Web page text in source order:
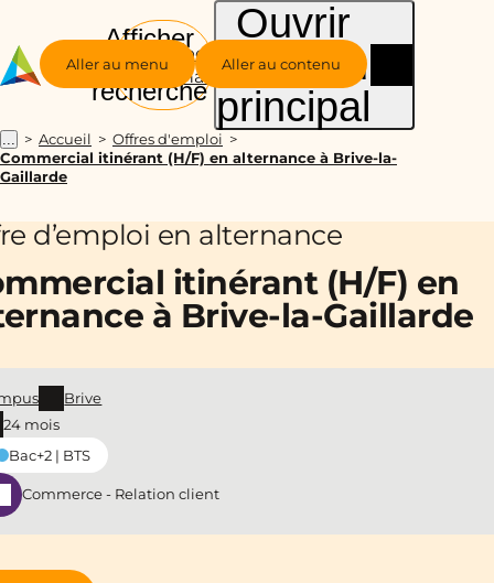
Aller au menu Aller au contenu
Groupe
Alternance
Afficher
la
recherche
Ouvrir
le menu
principal
... Accueil
Offres d'emploi
Commercial itinérant (H/F) en alternance à Brive-la-
Gaillarde
d’emploi en alternance
itinérant (H/F) en
à Brive-la-Gaillarde
Brive
24 mois
Bac+2 | BTS
Commerce - Relation client